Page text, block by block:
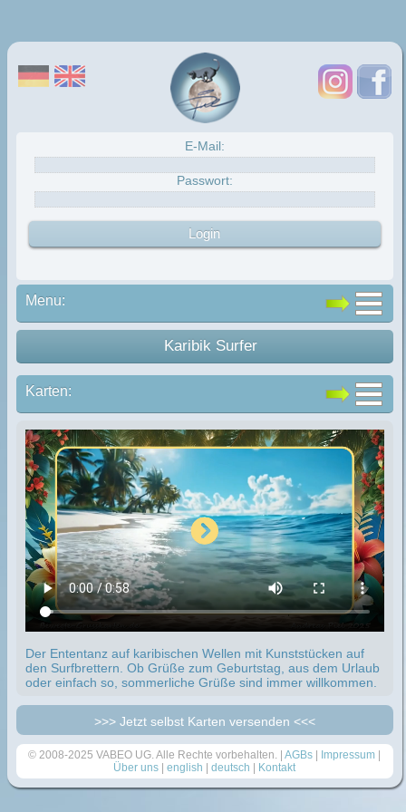
E-Mail:
Passwort:
Menu:
Karibik Surfer
Karten:
Der Ententanz auf karibischen Wellen mit Kunststücken auf
den Surfbrettern. Ob Grüße zum Geburtstag, aus dem Urlaub
oder einfach so, sommerliche Grüße sind immer willkommen.
>>> Jetzt selbst Karten versenden <<<
© 2008-2025 VABEO UG. Alle Rechte vorbehalten. |AGBs | Impressum |
Über uns |english |deutsch | Kontakt